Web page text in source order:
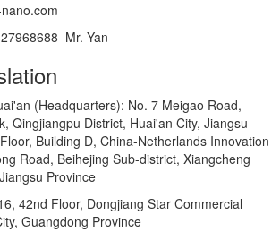
Mr. Yan
(Headquarters): No. 7 Meigao Road,
Qingjiangpu District, Huai'an City, Jiangsu
Building D, China-Netherlands Innovation
Road, Beihejing Sub-district, Xiangcheng
Province
42nd Floor, Dongjiang Star Commercial
Guangdong Province